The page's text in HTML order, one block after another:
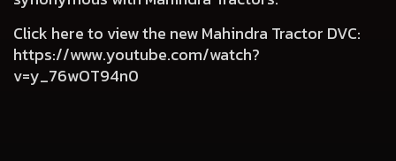
Click here to view the new Mahindra Tractor DVC:
https://www.youtube.com/watch?
v=y_76wOT94n0